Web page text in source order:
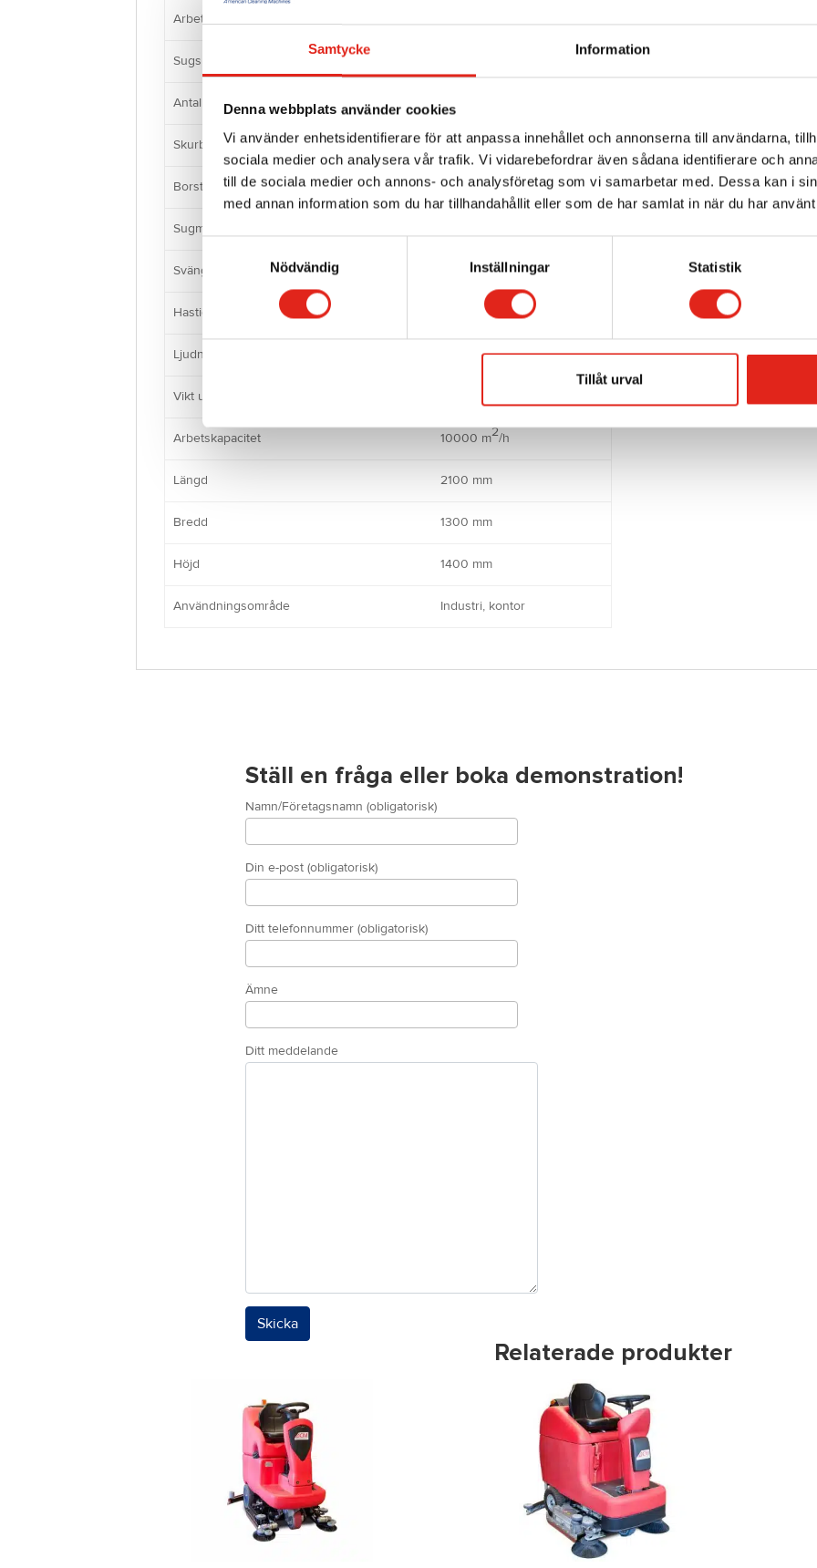
Samtycke Information
Denna webbplats använder cookies
Vi använder enhetsidentifierare för att anpassa innehållet och annonserna till användarna,
sociala medier och analysera vår trafik. Vi vidarebefordrar även sådana identifierare och
till de sociala medier och annons- och analysföretag som vi samarbetar med. Dessa kan i
med annan information som du har tillhandahållit eller som de har samlat in när du har
Nödvändig
Inställningar Statistik
Tillåt urval
Arbetsbredd
Sugskrapan bredd
Antal skurborstar 3
Skurborste diameter 380 mm
Borstmotor 3×750 watt
Sugmotor
Svängradie 2900 mm
Hastighet 0 – 6 km/tim
Ljudnivå 70 dB(A)
Vikt utan batterier
Arbetskapacitet 10000 m2/h
Längd 2100 mm
Bredd 1300 mm
Höjd 1400 mm
Användningsområde Industri, kontor
Ställ en fråga eller boka demonstration!
Namn/Företagsnamn (obligatorisk)
Din e-post (obligatorisk)
Ditt telefonnummer (obligatorisk)
Ämne
Ditt meddelande
Relaterade produkter